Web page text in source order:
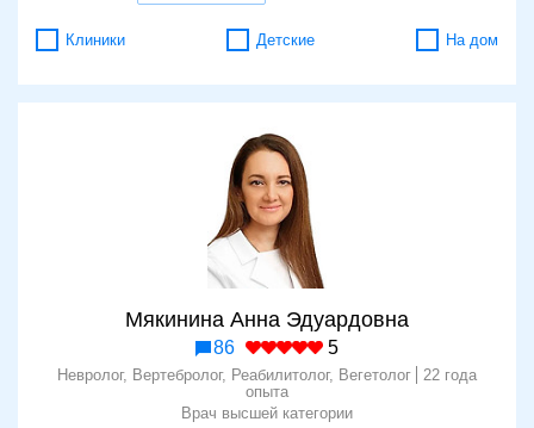
Паравертебральная блокада
1000
Клиники Детские На дом
Мякинина Анна Эдуардовна
86 5
Невролог, Вертебролог, Реабилитолог, Вегетолог
22 года
опыта
Врач высшей категории